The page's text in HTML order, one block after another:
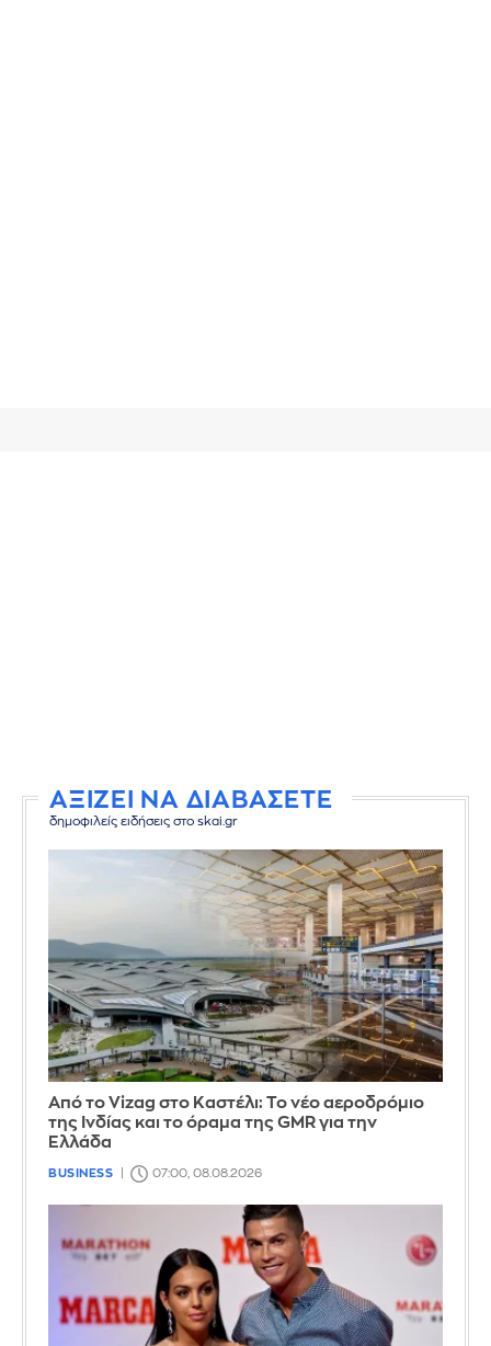
ΑΞΙΖΕΙ ΝΑ ΔΙΑΒΑΣΕΤΕ
δημοφιλείς ειδήσεις στο skai.gr
Από το Vizag στο Καστέλι: Το νέο αεροδρόμιο
της Ινδίας και το όραμα της GMR για την
Ελλάδα
BUSINESS 07:00, 08.08.2026